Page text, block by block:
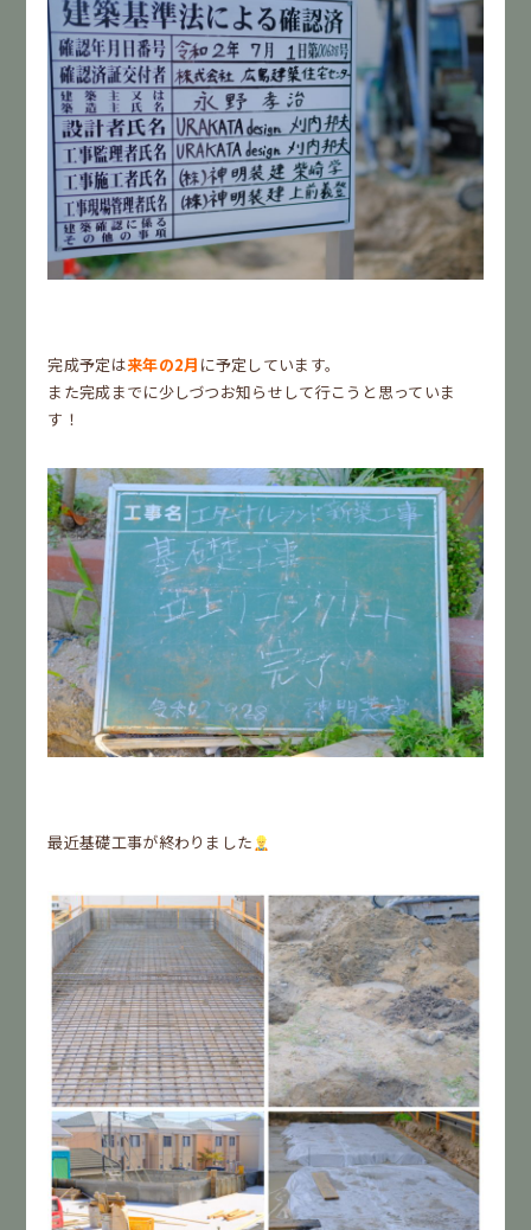
完成予定は来年の2月 に予定しています。
また完成までに少しづつお知らせして行こうと思っていま
す！
最近基礎工事が終わりました